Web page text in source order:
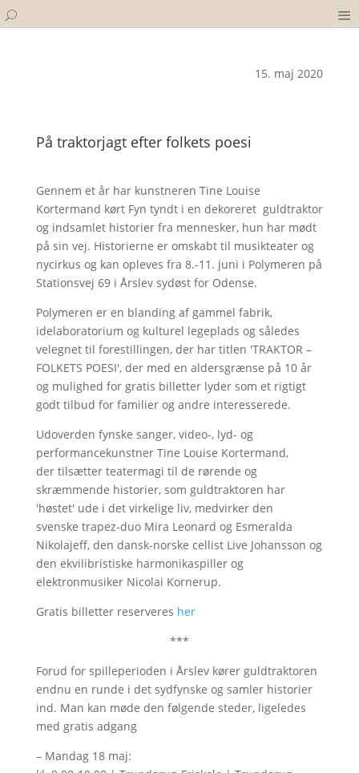
15. maj 2020
På traktorjagt efter folkets poesi
Gennem et år har kunstneren Tine Louise
Kortermand kørt Fyn tyndt i en dekoreret guldtraktor
og indsamlet historier fra mennesker, hun har mødt
på sin vej. Historierne er omskabt til musikteater og
nycirkus og kan opleves fra 8.-11. juni i Polymeren på
Stationsvej 69 i Årslev sydøst for Odense.
Polymeren er en blanding af gammel fabrik,
idelaboratorium og kulturel legeplads og således
velegnet til forestillingen, der har titlen 'TRAKTOR –
FOLKETS POESI', der med en aldersgrænse på 10 år
og mulighed for gratis billetter lyder som et rigtigt
godt tilbud for familier og andre interesserede.
Udoverden fynske sanger, video-, lyd- og
performancekunstner Tine Louise Kortermand,
der tilsætter teatermagi til de rørende og
skræmmende historier, som guldtraktoren har
'høstet' ude i det virkelige liv, medvirker den
svenske trapez-duo Mira Leonard og Esmeralda
Nikolajeff, den dansk-norske cellist Live Johansson og
den ekvilibristiske harmonikaspiller og
elektronmusiker Nicolai Kornerup.
Gratis billetter reserveres her
***
Forud for spilleperioden i Årslev kører guldtraktoren
endnu en runde i det sydfynske og samler historier
ind. Man kan møde den følgende steder, ligeledes
med gratis adgang
– Mandag 18 maj: